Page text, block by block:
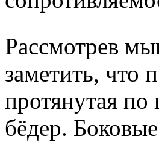
Рассмотрев
заметить, что
протянутая по
бёдер.